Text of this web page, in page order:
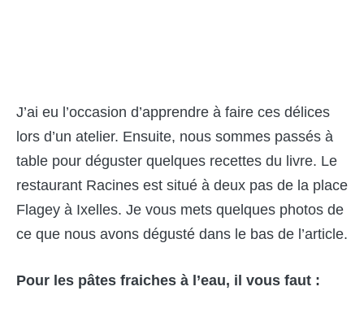
J’ai eu l’occasion d’apprendre à faire ces délices
lors d’un atelier. Ensuite, nous sommes passés à
table pour déguster quelques recettes du livre. Le
restaurant Racines est situé à deux pas de la place
Flagey à Ixelles. Je vous mets quelques photos de
ce que nous avons dégusté dans le bas de l’article.
Pour les pâtes fraiches à l’eau, il vous faut :